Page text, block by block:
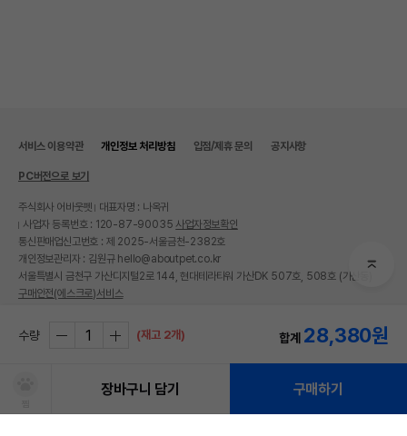
수량 (재고 2개) 합계 28,380원
장바구니 담기 구매하기
서비스 이용약관 개인정보 처리방침 입점/제휴 문의 공지사항
PC버전으로 보기
주식회사 어바웃펫
대표자명 : 나옥귀
사업자 등록번호 : 120-87-90035 사업자정보확인
통신판매업신고번호 : 제 2025-서울금천-2382호
개인정보관리자 : 김원규 hello@aboutpet.co.kr
서울특별시 금천구 가산디지털2로 144, 현대테라타워 가산DK 507호, 508호 (가산동)
구매안전(에스크로)서비스